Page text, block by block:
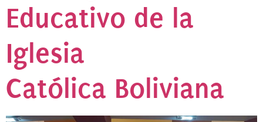
Educativo de la
Iglesia
Católica Boliviana